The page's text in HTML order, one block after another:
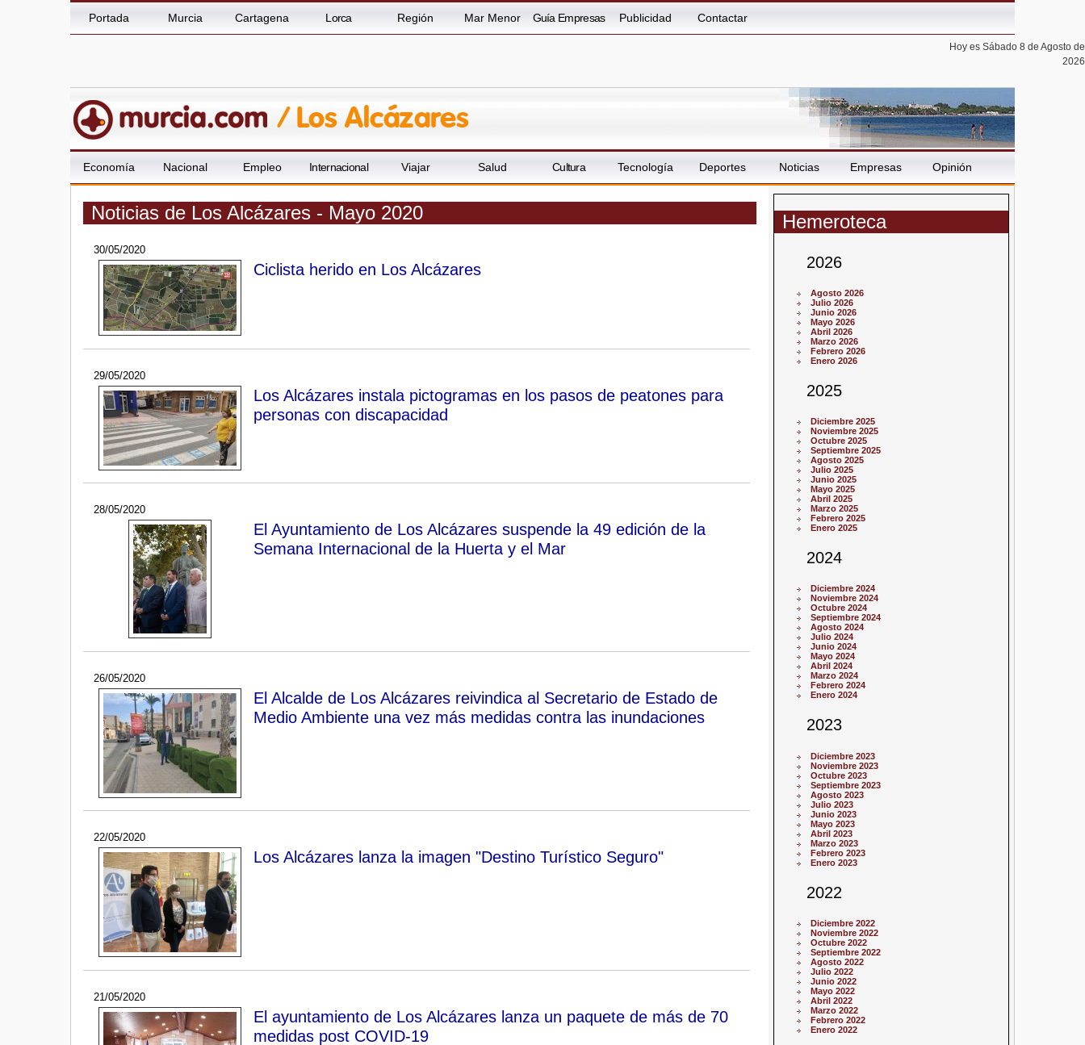
Portada Murcia Cartagena Lorca Región Mar Menor Guía Empresas Publicidad Contactar
Hoy es Sábado 8 de Agosto de
2026
Economía Nacional Empleo Internacional Viajar Salud Cultura Tecnología Deportes Noticias Empresas Opinión
Noticias de Los Alcázares - Mayo 2020
30/05/2020
Ciclista herido en Los Alcázares
29/05/2020
Los Alcázares instala pictogramas en los pasos de peatones para
personas con discapacidad
28/05/2020
El Ayuntamiento de Los Alcázares suspende la 49 edición de la
Semana Internacional de la Huerta y el Mar
26/05/2020
El Alcalde de Los Alcázares reivindica al Secretario de Estado de
Medio Ambiente una vez más medidas contra las inundaciones
22/05/2020
Los Alcázares lanza la imagen "Destino Turístico Seguro"
21/05/2020
El ayuntamiento de Los Alcázares lanza un paquete de más de 70
medidas post COVID-19
Hemeroteca
2026
Agosto 2026
Julio 2026
Junio 2026
Mayo 2026
Abril 2026
Marzo 2026
Febrero 2026
Enero 2026
2025
Diciembre 2025
Noviembre 2025
Octubre 2025
Septiembre 2025
Agosto 2025
Julio 2025
Junio 2025
Mayo 2025
Abril 2025
Marzo 2025
Febrero 2025
Enero 2025
2024
Diciembre 2024
Noviembre 2024
Octubre 2024
Septiembre 2024
Agosto 2024
Julio 2024
Junio 2024
Mayo 2024
Abril 2024
Marzo 2024
Febrero 2024
Enero 2024
2023
Diciembre 2023
Noviembre 2023
Octubre 2023
Septiembre 2023
Agosto 2023
Julio 2023
Junio 2023
Mayo 2023
Abril 2023
Marzo 2023
Febrero 2023
Enero 2023
2022
Diciembre 2022
Noviembre 2022
Octubre 2022
Septiembre 2022
Agosto 2022
Julio 2022
Junio 2022
Mayo 2022
Abril 2022
Marzo 2022
Febrero 2022
Enero 2022